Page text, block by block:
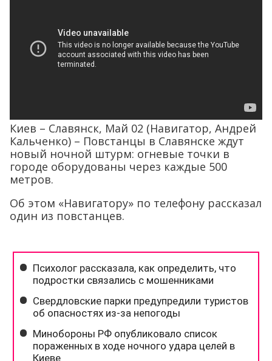
Киев – Славянск, Май 02 (Навигатор, Андрей
Кальченко) – Повстанцы в Славянске ждут
новый ночной штурм: огневые точки в
городе оборудованы через каждые 500
метров.
Об этом «Навигатору» по телефону рассказал
один из повстанцев.